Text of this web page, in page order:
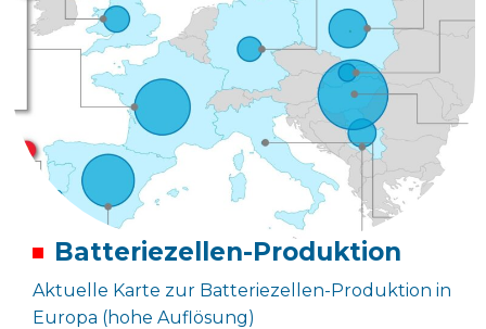
Batteriezellen-Produktion
Aktuelle Karte zur Batteriezellen-Produktion in
Europa (hohe Auflösung)